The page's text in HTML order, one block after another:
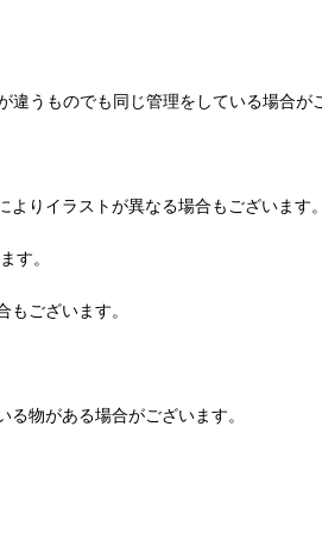
うものでも同じ管理をしている場合が
りイラストが異なる場合もございます。
す。
ございます。
物がある場合がございます。